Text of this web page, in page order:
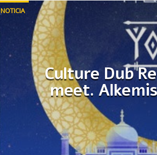
NOTICIA
Culture Dub
meet.